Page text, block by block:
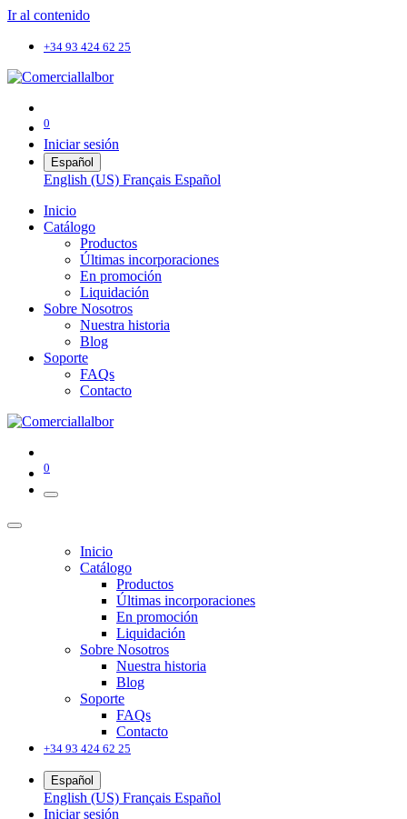
Ir al contenido
+34 93 424 62 25
0
Iniciar sesión
Español
English (US) Français Español
Inicio
Catálogo
Productos
Últimas incorporaciones
En promoción
Liquidación
Sobre Nosotros
Nuestra historia
Blog
Soporte
FAQs
Contacto
0
Inicio
Catálogo
Productos
Últimas incorporaciones
En promoción
Liquidación
Sobre Nosotros
Nuestra historia
Blog
Soporte
FAQs
Contacto
+34 93 424 62 25
Español
English (US) Français Español
Iniciar sesión